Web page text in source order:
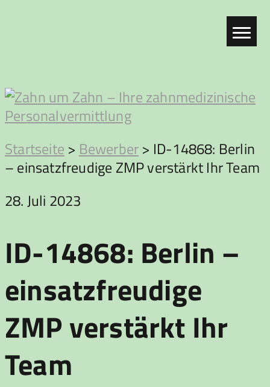
Zahn
um
Zahn
Startseite > Bewerber> ID-14868: Berlin
– einsatzfreudige ZMP verstärkt Ihr Team
28. Juli 2023
ID-14868: Berlin –
einsatzfreudige
ZMP verstärkt Ihr
Team